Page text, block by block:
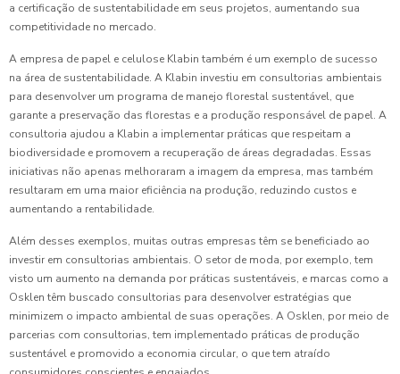
a certificação de sustentabilidade em seus projetos, aumentando sua
competitividade no mercado.
A empresa de papel e celulose Klabin também é um exemplo de sucesso
na área de sustentabilidade. A Klabin investiu em consultorias ambientais
para desenvolver um programa de manejo florestal sustentável, que
garante a preservação das florestas e a produção responsável de papel. A
consultoria ajudou a Klabin a implementar práticas que respeitam a
biodiversidade e promovem a recuperação de áreas degradadas. Essas
iniciativas não apenas melhoraram a imagem da empresa, mas também
resultaram em uma maior eficiência na produção, reduzindo custos e
aumentando a rentabilidade.
Além desses exemplos, muitas outras empresas têm se beneficiado ao
investir em consultorias ambientais. O setor de moda, por exemplo, tem
visto um aumento na demanda por práticas sustentáveis, e marcas como a
Osklen têm buscado consultorias para desenvolver estratégias que
minimizem o impacto ambiental de suas operações. A Osklen, por meio de
parcerias com consultorias, tem implementado práticas de produção
sustentável e promovido a economia circular, o que tem atraído